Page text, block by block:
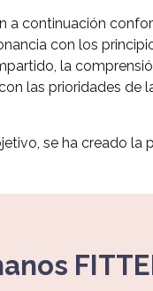
a continuación
con los
la
las prioridades de
se ha creado la